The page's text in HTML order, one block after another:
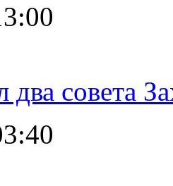
два совета